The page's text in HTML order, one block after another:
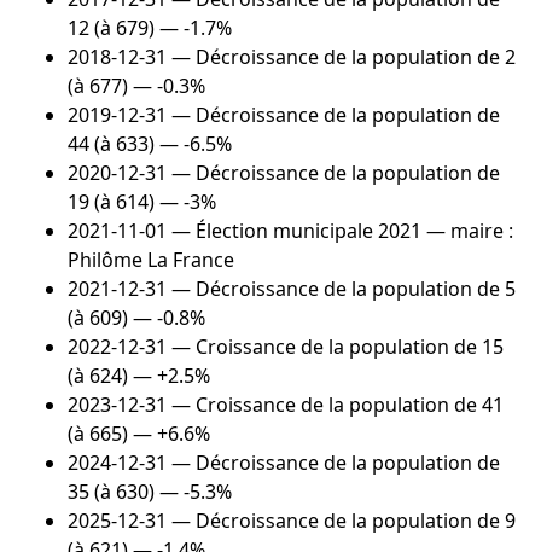
12 (à 679) — -1.7%
2018-12-31 — Décroissance de la population de 2
(à 677) — -0.3%
2019-12-31 — Décroissance de la population de
44 (à 633) — -6.5%
2020-12-31 — Décroissance de la population de
19 (à 614) — -3%
2021-11-01 — Élection municipale 2021 — maire :
Philôme La France
2021-12-31 — Décroissance de la population de 5
(à 609) — -0.8%
2022-12-31 — Croissance de la population de 15
(à 624) — +2.5%
2023-12-31 — Croissance de la population de 41
(à 665) — +6.6%
2024-12-31 — Décroissance de la population de
35 (à 630) — -5.3%
2025-12-31 — Décroissance de la population de 9